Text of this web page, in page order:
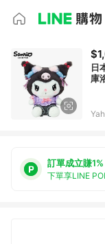
日
庫
訂單成立賺1%
下單享LINE